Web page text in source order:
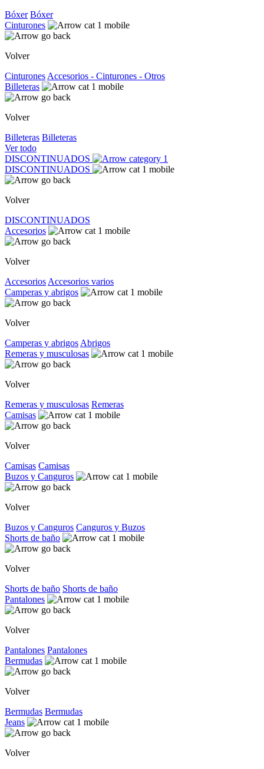
Bóxer Bóxer
Cinturones
Volver
Cinturones Accesorios - Cinturones - Otros
Billeteras
Volver
Billeteras Billeteras
Ver todo
DISCONTINUADOS
DISCONTINUADOS
Volver
DISCONTINUADOS
Accesorios
Volver
Accesorios Accesorios varios
Camperas y abrigos
Volver
Camperas y abrigos Abrigos
Remeras y musculosas
Volver
Remeras y musculosas Remeras
Camisas
Volver
Camisas Camisas
Buzos y Canguros
Volver
Buzos y Canguros Canguros y Buzos
Shorts de baño
Volver
Shorts de baño Shorts de baño
Pantalones
Volver
Pantalones Pantalones
Bermudas
Volver
Bermudas Bermudas
Jeans
Volver